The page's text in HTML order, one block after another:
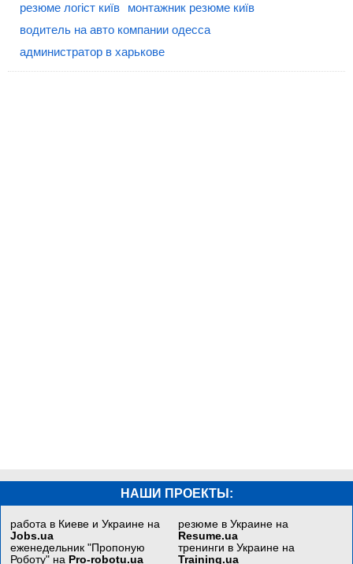
резюме логіст київ
монтажник резюме київ
водитель на авто компании одесса
администратор в харькове
НАШИ ПРОЕКТЫ:
работа в Киеве и Украине на
Jobs.ua
еженедельник "Пропоную
Роботу" на Pro-robotu.ua
резюме в Украине на
Resume.ua
тренинги в Украине на
Training.ua